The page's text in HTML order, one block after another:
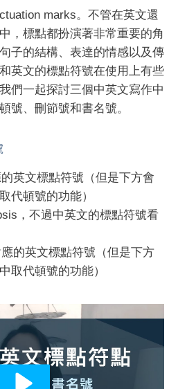
marks。不管在英文還
，標點都扮演著非常重要的角
子的結構、表達的情感以及傳
英文的標點符號在使用上有些
們一起探討三個中英文寫作中
號、刪節號和書名號。
英文標點符號（但是下方會
代頓號的功能）
，不過中英文的標點符號看
的英文標點符號（但是下方
取代頓號的功能）